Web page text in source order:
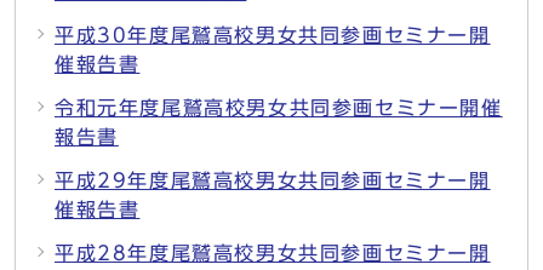
平成30年度尾鷲高校男女共同参画セミナー開
催報告書
令和元年度尾鷲高校男女共同参画セミナー開催
報告書
平成29年度尾鷲高校男女共同参画セミナー開
催報告書
平成28年度尾鷲高校男女共同参画セミナー開